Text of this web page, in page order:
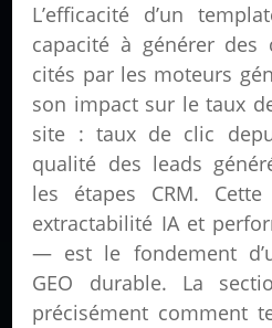
L’efficacité d’un
capacité à générer des
cités par les moteurs
son impact sur le taux
site : taux de clic
qualité des leads
les étapes CRM.
extractabilité IA et
— est le fondement
GEO durable. La
précisément comment